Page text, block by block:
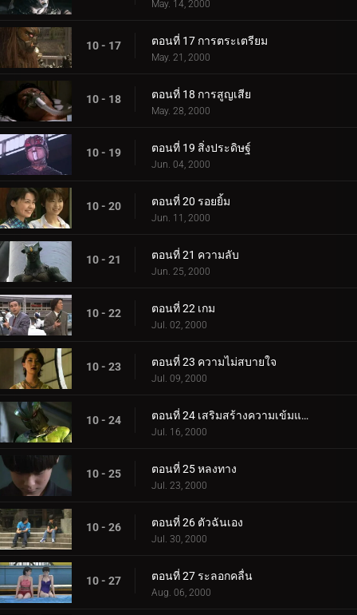
May. 14, 2000
10 - 17 ตอนที่ 17 การตระเตรียม
May. 21, 2000
10 - 18 ตอนที่ 18 การสูญเสีย
May. 28, 2000
10 - 19 ตอนที่ 19 สิ่งประดิษฐ์
Jun. 04, 2000
10 - 20 ตอนที่ 20 รอยยิ้ม
Jun. 11, 2000
10 - 21 ตอนที่ 21 ความลับ
Jun. 25, 2000
10 - 22 ตอนที่ 22 เกม
Jul. 02, 2000
10 - 23 ตอนที่ 23 ความไม่สบายใจ
Jul. 09, 2000
10 - 24 ตอนที่ 24 เสริมสร้างความเข้มแข็ง
Jul. 16, 2000
10 - 25 ตอนที่ 25 หลงทาง
Jul. 23, 2000
10 - 26 ตอนที่ 26 ตัวฉันเอง
Jul. 30, 2000
10 - 27 ตอนที่ 27 ระลอกคลื่น
Aug. 06, 2000